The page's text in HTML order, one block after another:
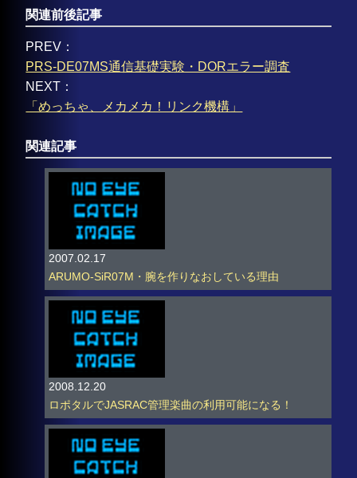
関連前後記事
PREV：
PRS-DE07MS通信基礎実験・DORエラー調査
NEXT：
「めっちゃ、メカメカ！リンク機構」
関連記事
2007.02.17
ARUMO-SiR07M・腕を作りなおしている理由
2008.12.20
ロポタルでJASRAC管理楽曲の利用可能になる！